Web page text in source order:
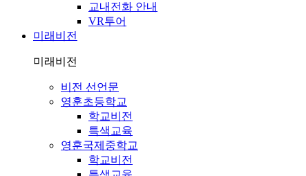
교내전화 안내
VR투어
미래비전
미래비전
비전 선언문
영훈초등학교
학교비전
특색교육
영훈국제중학교
학교비전